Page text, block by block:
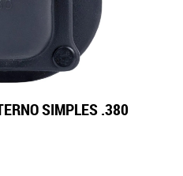
SIMPLES .380